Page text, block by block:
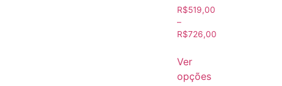
R$519,00
–
R$726,00
Ver
opções